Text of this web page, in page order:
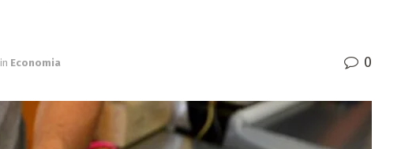
in Economia 0